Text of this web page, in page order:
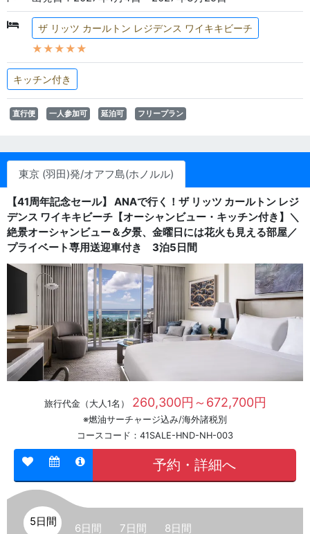
ザ リッツ カールトン レジデンス ワイキキビーチ
★★★★★
キッチン付き
直行便 一人参加可 延泊可 フリープラン
東京 (羽田)発/オアフ島(ホノルル)
【41周年記念セール】 ANAで行く！ザ リッツ カールトン レジ
デンス ワイキキビーチ【オーシャンビュー・キッチン付き】＼
絶景オーシャンビュー＆夕景、金曜日には花火も見える部屋／
プライベート専用送迎車付き 3泊5日間
旅行代金（大人1名） 260,300円～672,700円
※燃油サーチャージ込み/海外諸税別
コースコード：41SALE-HND-NH-003
予約・詳細へ
5日間
6日間 7日間 8日間